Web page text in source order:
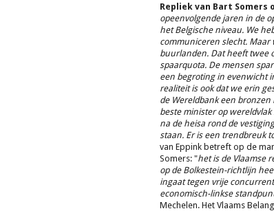
Repliek van Bart Somers
opeenvolgende jaren in de
het Belgische niveau. We
communiceren slecht. Maar
buurlanden. Dat heeft twee
spaarquota. De mensen
een begroting in evenwicht
realiteit is ook dat we erin
de Wereldbank een
beste minister op
na de heisa rond de
staan. Er is een trendbreuk
van Eppink betreft op de
Somers: "het is de Vlaamse
op de Bolkestein-richtlijn
ingaat tegen vrije
economisch-linkse
Mechelen. Het Vlaams